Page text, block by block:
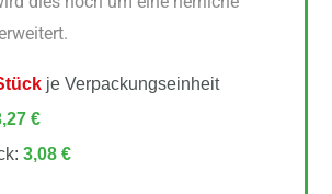
je Verpackungseinheit
€
3,08 €